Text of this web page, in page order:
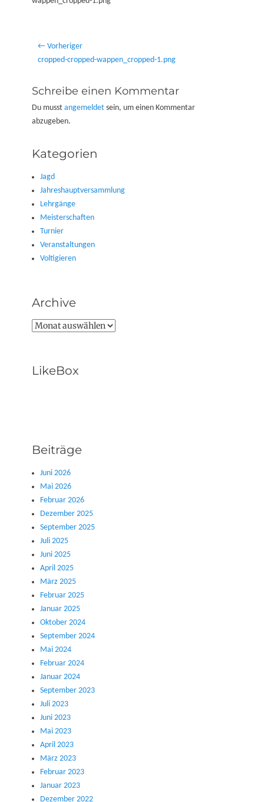
Beitragsnavigation
← Vorheriger
Vorheriger
cropped-cropped-wappen_cropped-1.png
Schreibe einen Kommentar
Du musst angemeldet sein, um einen Kommentar
abzugeben.
Kategorien
Jagd
Jahreshauptversammlung
Lehrgänge
Meisterschaften
Turnier
Veranstaltungen
Voltigieren
Archive
Archive
LikeBox
Beiträge
Juni 2026
Mai 2026
Februar 2026
Dezember 2025
September 2025
Juli 2025
Juni 2025
April 2025
März 2025
Februar 2025
Januar 2025
Oktober 2024
September 2024
Mai 2024
Februar 2024
Januar 2024
September 2023
Juli 2023
Juni 2023
Mai 2023
April 2023
März 2023
Februar 2023
Januar 2023
Dezember 2022